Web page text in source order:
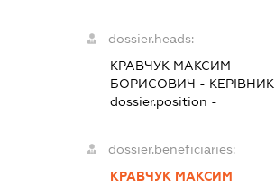
dossier.heads:
КРАВЧУК МАКСИМ
БОРИСОВИЧ - КЕРІВНИК
dossier.position -
dossier.beneficiaries:
КРАВЧУК МАКСИМ